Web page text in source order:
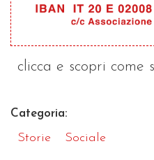
clicca e scopri come
Categoria:
Storie Sociale